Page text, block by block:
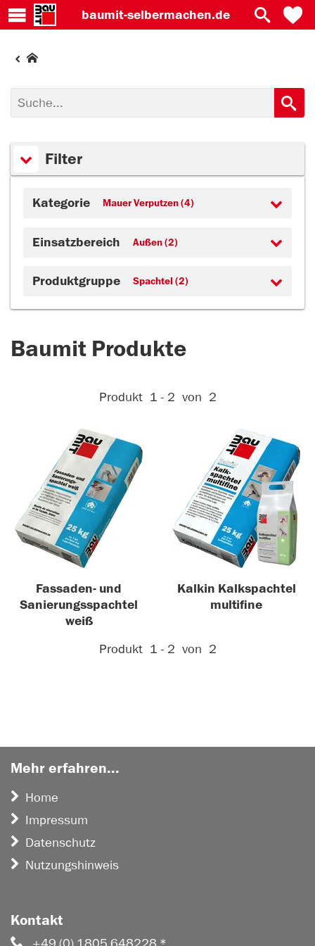
baumit-selbermachen.de
Filter
Kategorie Mauer Verputzen (4)
Einsatzbereich Außen (2)
Produktgruppe Spachtel (2)
Baumit Produkte
Aktive Filter:
Produkt 1 - 2 von 2
Fassaden- und
Sanierungsspachtel
weiß
Kalkin Kalkspachtel
multifine
Aktive Filter:
Produkt 1 - 2 von 2
Mehr erfahren...
Home
Impressum
Datenschutz
Nutzungshinweis
Kontakt